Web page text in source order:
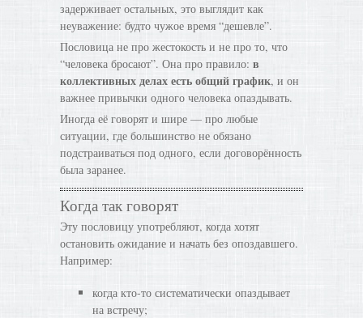
задерживает остальных, это выглядит как
неуважение: будто чужое время “дешевле”.
Пословица не про жестокость и не про то, что
“человека бросают”. Она про правило: в
коллективных делах есть общий график, и он
важнее привычки одного человека опаздывать.
Иногда её говорят и шире — про любые
ситуации, где большинство не обязано
подстраиваться под одного, если договорённость
была заранее.
Когда так говорят
Эту пословицу употребляют, когда хотят
остановить ожидание и начать без опоздавшего.
Например:
когда кто-то систематически опаздывает
на встречу;